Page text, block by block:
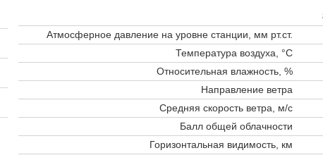
Атмосферное давление на уровне станции, мм рт.ст.
Температура воздуха, °C
Относительная влажность, %
Направление ветра
Средняя скорость ветра, м/с
Балл общей облачности
Горизонтальная видимость, км